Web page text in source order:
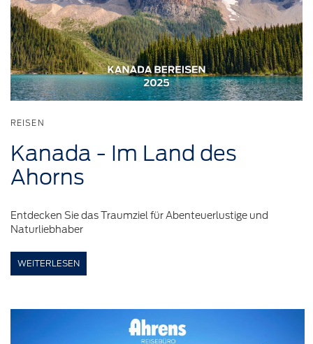
REISEN
Kanada - Im Land des
Ahorns
Entdecken Sie das Traumziel für Abenteuerlustige und
Naturliebhaber
WEITERLESEN